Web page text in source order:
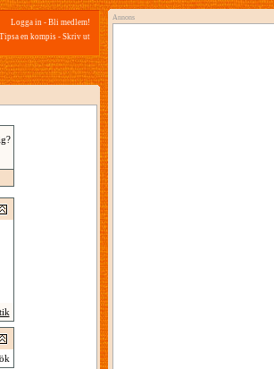
Logga in - Bli medlem!
Tipsa en kompis - Skriv ut
Annons